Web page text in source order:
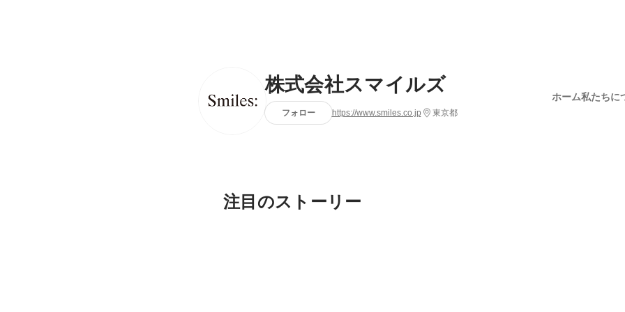
株式会社スマイルズ
フォロー https://www.smiles.co.jp 東京都
ホーム私たちに
注目のストーリー